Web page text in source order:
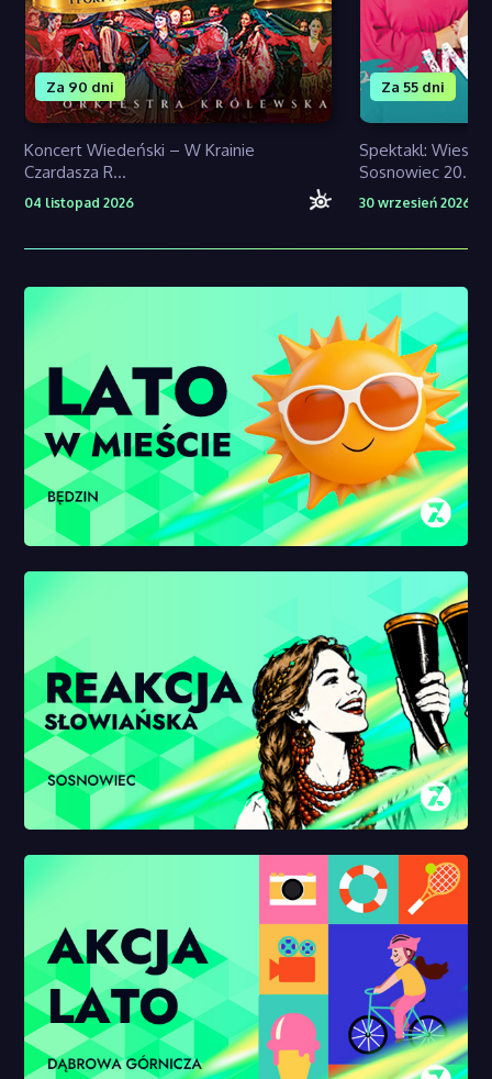
Koncert Wiedeński – W Krainie
Czardasza R...
Za 90 dni
04 listopad 2026
Spektakl: Wiesz,
Sosnowiec 20...
Za 55 dni
30 wrzesień 2026